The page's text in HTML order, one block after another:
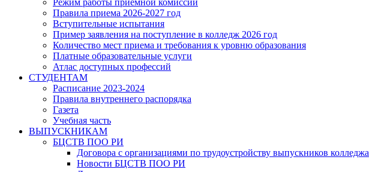
Режим работы приёмной комиссии
Правила приема 2026-2027 год
Вступительные испытания
Пример заявления на поступление в колледж 2026 год
Количество мест приема и требования к уровню образования
Платные образовательные услуги
Атлас доступных профессий
СТУДЕНТАМ
Расписание 2023-2024
Правила внутреннего распорядка
Газета
Учебная часть
ВЫПУСКНИКАМ
БЦСТВ ПОО РИ
Договора с организациями по трудоустройству выпускников колледжа
Новости БЦСТВ ПОО РИ